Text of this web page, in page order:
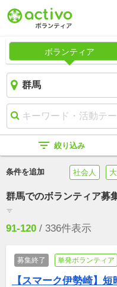
ボランティア
filter_list 絞り込み
条件を追加 社会人
群馬でのボランティア募
filter_list
91-120 / 336件表示
募集終了 単発ボランティア
【スマーク伊勢崎】短